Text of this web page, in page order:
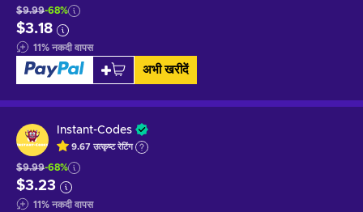
$9.99-68%
$3.18
11% नकदी वापस
अभी खरीदें
Instant-Codes
9.67 उत्कृष्टरेटिंग
$9.99-68%
$3.23
11% नकदी वापस